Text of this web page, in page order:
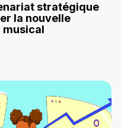
stratégique
la nouvelle
musical